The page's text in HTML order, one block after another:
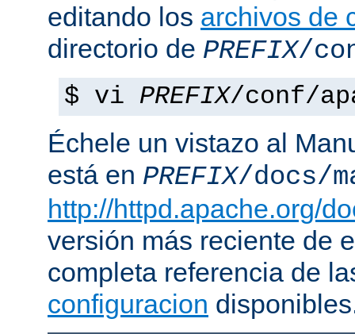
editando los archivos de
directorio de PREFIX/
$ vi PREFIX/conf/
Échele un vistazo al
está en PREFIX/docs/
http://httpd.apache.org/
versión más reciente de
completa referencia de
configuracion